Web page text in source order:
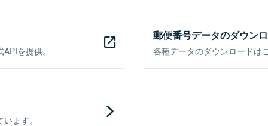
を提供。
郵便番号データのダウン
各種データのダウンロードは
ます。